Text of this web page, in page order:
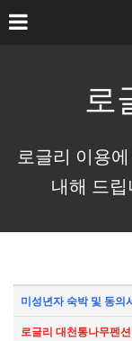
로
로글리 이용
내해 드
미성년자 숙박 및 동의
로글리 대천통나무펜